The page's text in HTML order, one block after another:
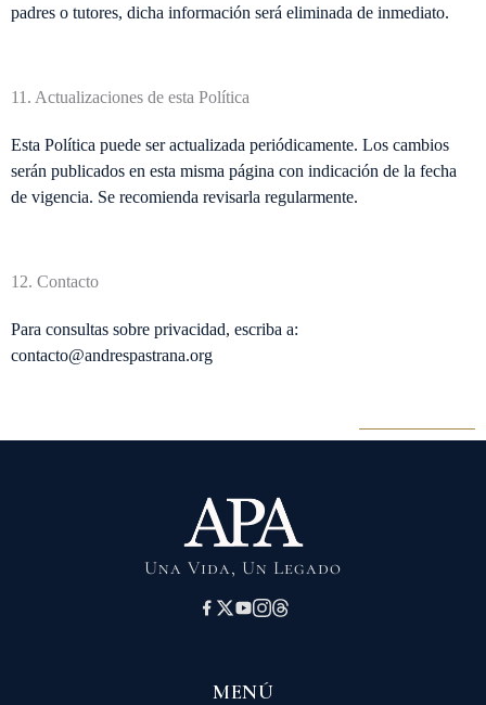
padres o tutores, dicha información será eliminada de inmediato.
11. Actualizaciones de esta Política
Esta Política puede ser actualizada periódicamente. Los cambios
serán publicados en esta misma página con indicación de la fecha
de vigencia. Se recomienda revisarla regularmente.
12. Contacto
Para consultas sobre privacidad, escriba a:
contacto@andrespastrana.org
Una Vida, Un Legado
MENÚ